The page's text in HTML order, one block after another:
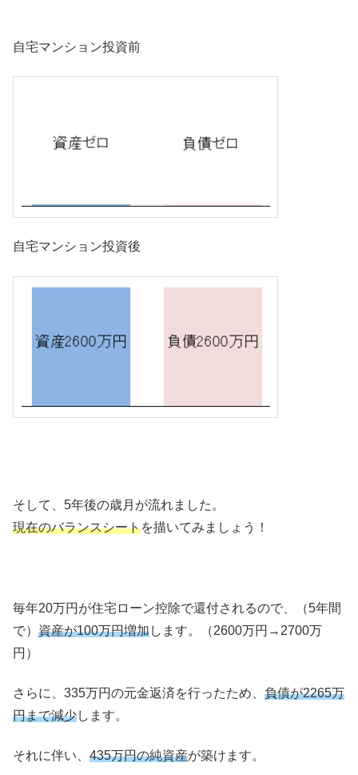
自宅マンション投資前
自宅マンション投資後
そして、5年後の歳月が流れました。
現在のバランスシートを描いてみましょう！
毎年20万円が住宅ローン控除で還付されるので、（5年間
で） 資産が100万円増加します。（2600万円→2700万
円）
さらに、335万円の元金返済を行ったため、 負債が2265万
円まで減少します。
それに伴い、 435万円の純資産が築けます。